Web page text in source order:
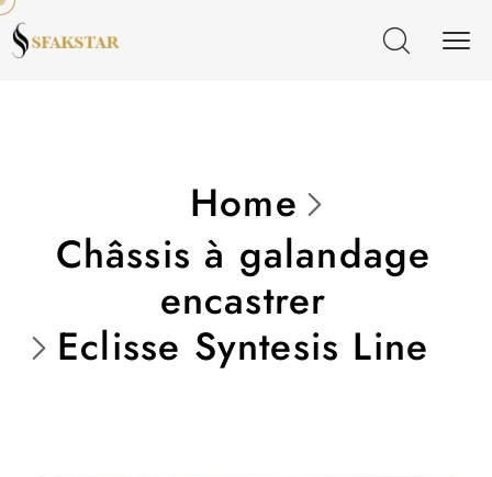
Home
Châssis à galandage
encastrer
Eclisse Syntesis Line